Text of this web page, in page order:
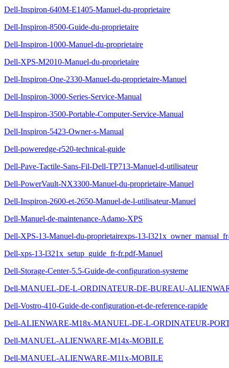
Dell-Inspiron-640M-E1405-Manuel-du-proprietaire
Dell-Inspiron-8500-Guide-du-proprietaire
Dell-Inspiron-1000-Manuel-du-proprietaire
Dell-XPS-M2010-Manuel-du-proprietaire
Dell-Inspiron-One-2330-Manuel-du-proprietaire-Manuel
Dell-Inspiron-3000-Series-Service-Manual
Dell-Inspiron-3500-Portable-Computer-Service-Manual
Dell-Inspiron-5423-Owner-s-Manual
Dell-poweredge-r520-technical-guide
Dell-Pave-Tactile-Sans-Fil-Dell-TP713-Manuel-d-utilisateur
Dell-PowerVault-NX3300-Manuel-du-proprietaire-Manuel
Dell-Inspiron-2600-et-2650-Manuel-de-l-utilisateur-Manuel
Dell-Manuel-de-maintenance-Adamo-XPS
Dell-XPS-13-Manuel-du-proprietairexps-13-
Dell-xps-13-l321x_setup_guide_fr-fr.pdf-Manuel
Dell-Storage-Center-5.5-Guide-de-configuration-systeme
Dell-MANUEL-DE-L-ORDINATEUR-DE-BUREAU-
Dell-Vostro-410-Guide-de-configuration-et-de-reference-rapide
Dell-ALIENWARE-M18x-MANUEL-DE-L-ORDINATEUR-
Dell-MANUEL-ALIENWARE-M14x-MOBILE
Dell-MANUEL-ALIENWARE-M11x-MOBILE